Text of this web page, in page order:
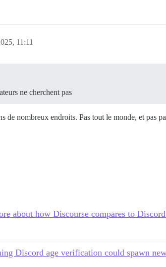
11:11
ne cherchent pas
de nombreux endroits. Pas tout le monde, et pas
about how Discourse compares to
Discord age verification could spawn